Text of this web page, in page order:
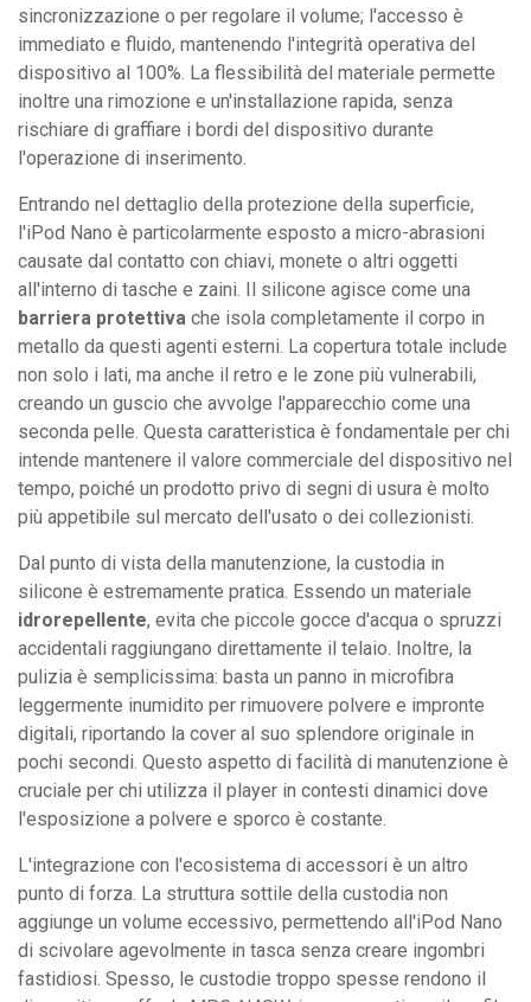
sincronizzazione o per regolare il volume; l'accesso è
immediato e fluido, mantenendo l'integrità operativa del
dispositivo al 100%. La flessibilità del materiale permette
inoltre una rimozione e un'installazione rapida, senza
rischiare di graffiare i bordi del dispositivo durante
l'operazione di inserimento.
Entrando nel dettaglio della protezione della superficie,
l'iPod Nano è particolarmente esposto a micro-abrasioni
causate dal contatto con chiavi, monete o altri oggetti
all'interno di tasche e zaini. Il silicone agisce come una
barriera protettiva che isola completamente il corpo in
metallo da questi agenti esterni. La copertura totale include
non solo i lati, ma anche il retro e le zone più vulnerabili,
creando un guscio che avvolge l'apparecchio come una
seconda pelle. Questa caratteristica è fondamentale per chi
intende mantenere il valore commerciale del dispositivo nel
tempo, poiché un prodotto privo di segni di usura è molto
più appetibile sul mercato dell'usato o dei collezionisti.
Dal punto di vista della manutenzione, la custodia in
silicone è estremamente pratica. Essendo un materiale
idrorepellente, evita che piccole gocce d'acqua o spruzzi
accidentali raggiungano direttamente il telaio. Inoltre, la
pulizia è semplicissima: basta un panno in microfibra
leggermente inumidito per rimuovere polvere e impronte
digitali, riportando la cover al suo splendore originale in
pochi secondi. Questo aspetto di facilità di manutenzione è
cruciale per chi utilizza il player in contesti dinamici dove
l'esposizione a polvere e sporco è costante.
L'integrazione con l'ecosistema di accessori è un altro
punto di forza. La struttura sottile della custodia non
aggiunge un volume eccessivo, permettendo all'iPod Nano
di scivolare agevolmente in tasca senza creare ingombri
fastidiosi. Spesso, le custodie troppo spesse rendono il